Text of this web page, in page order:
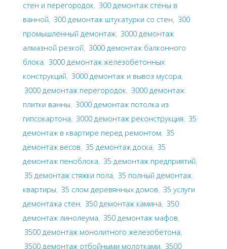
стен и перегородок, 300 демонтаж стены в
ванной, 300 демонтаж штукатурки со стен, 300
промышленный демонтаж, 3000 демонтаж
алмазной резкой, 3000 демонтаж балконного
блока, 3000 демонтаж железобетонных
конструкций, 3000 демонтаж и вывоз мусора,
3000 демонтаж перегородок, 3000 демонтаж
плитки ванны, 3000 демонтаж потолка из
гипсокартона, 3000 демонтаж реконструкция, 35
демонтаж в квартире перед ремонтом, 35
демонтаж весов, 35 демонтаж доска, 35
демонтаж пеноблока, 35 демонтаж предприятий,
35 демонтаж стяжки пола, 35 полный демонтаж
квартиры, 35 слом деревянных домов, 35 услуги
демонтажа стен, 350 демонтаж камина, 350
демонтаж линолеума, 350 демонтаж мафов,
3500 демонтаж монолитного железобетона,
3500 демонтаж отбойными молотками, 3500